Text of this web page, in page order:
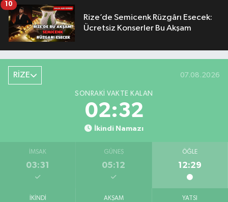
Rize’de Semicenk Rüzgârı Esecek:
Ücretsiz Konserler Bu Akşam
10
RİZE 07.08.2026
SONRAKI VAKTE KALAN
02:31
İkindi Namazı
İMSAK
03:31
GÜNEŞ
05:12
ÖĞLE
12:29
İKINDI AKŞAM YATSI